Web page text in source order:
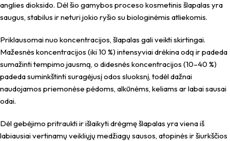
anglies dioksido. Dėl šio gamybos proceso kosmetinis šlapalas yra
saugus, stabilus ir neturi jokio ryšio su biologinėmis atliekomis.
Priklausomai nuo koncentracijos, šlapalas gali veikti skirtingai.
Mažesnės koncentracijos (iki 10 %) intensyviai drėkina odą ir padeda
sumažinti tempimo jausmą, o didesnės koncentracijos (10–40 %)
padeda suminkštinti suragėjusį odos sluoksnį, todėl dažnai
naudojamos priemonėse pėdoms, alkūnėms, keliams ar labai sausai
odai.
Dėl gebėjimo pritraukti ir išlaikyti drėgmę šlapalas yra viena iš
labiausiai vertinamų veikliųjų medžiagų sausos, atopinės ir šiurkščios